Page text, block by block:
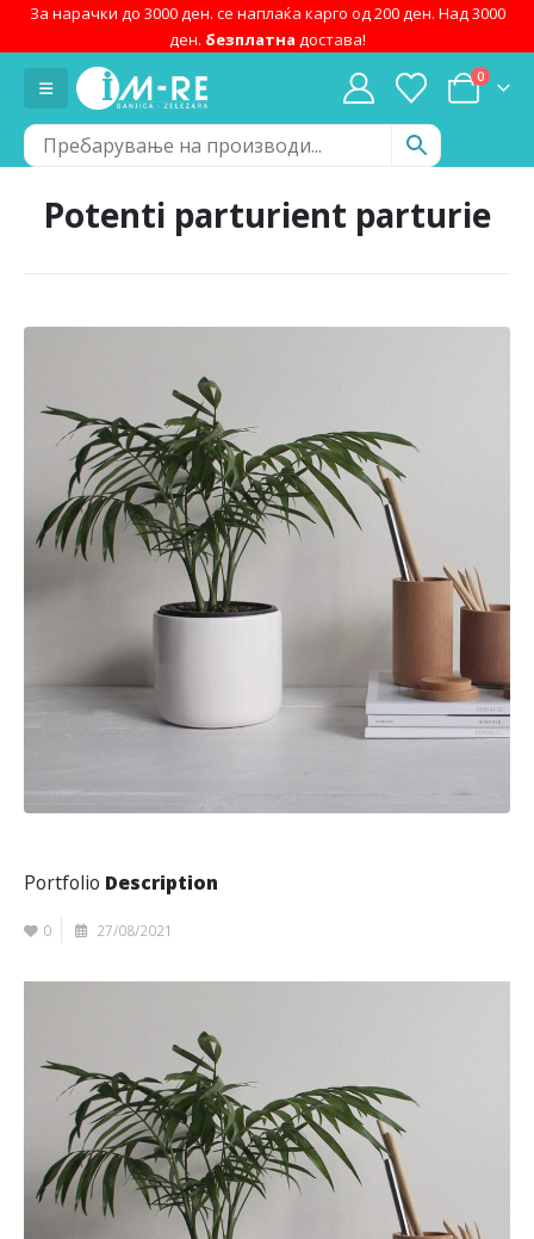
За нарачки до 3000 ден. се наплаќа карго од 200 ден. Над 3000
ден. безплатна достава!
0
Potenti parturient parturie
Portfolio Description
0 27/08/2021